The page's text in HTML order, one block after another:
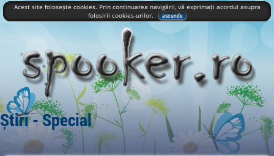
Acest site folosește cookies. Prin continuarea navigării, vă exprimați acordul asupra
folosirii cookies-urilor. ascunde
Știri - Special